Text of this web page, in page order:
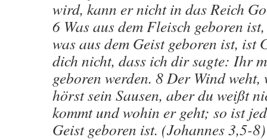
wird, kann er nicht in das Reich
6 Was aus dem Fleisch geboren
was aus dem Geist geboren ist, ist
dich nicht, dass ich dir sagte: Ihr
geboren werden. 8 Der Wind
hörst sein Sausen, aber du weißt
kommt und wohin er geht; so ist
Geist geboren ist. (Johannes 3,5-8)